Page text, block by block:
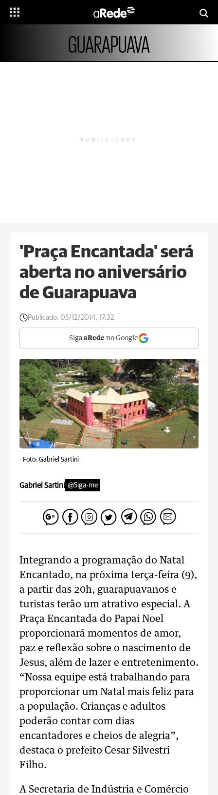
GUARAPUAVA
PUBLICIDADE
'Praça Encantada' será
aberta no aniversário
de Guarapuava
Publicado: 05/12/2014, 17:32
Siga aRede no Google
- Foto: Gabriel Sartini
Gabriel Sartini @Siga-me
Integrando a programação do Natal
Encantado, na próxima terça-feira (9),
a partir das 20h, guarapuavanos e
turistas terão um atrativo especial. A
Praça Encantada do Papai Noel
proporcionará momentos de amor,
paz e reflexão sobre o nascimento de
Jesus, além de lazer e entretenimento.
“Nossa equipe está trabalhando para
proporcionar um Natal mais feliz para
a população. Crianças e adultos
poderão contar com dias
encantadores e cheios de alegria”,
destaca o prefeito Cesar Silvestri
Filho.
A Secretaria de Indústria e Comércio